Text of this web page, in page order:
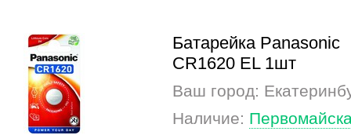
Батарейка Panasonic
CR1620 EL 1шт
Ваш город:
Наличие: